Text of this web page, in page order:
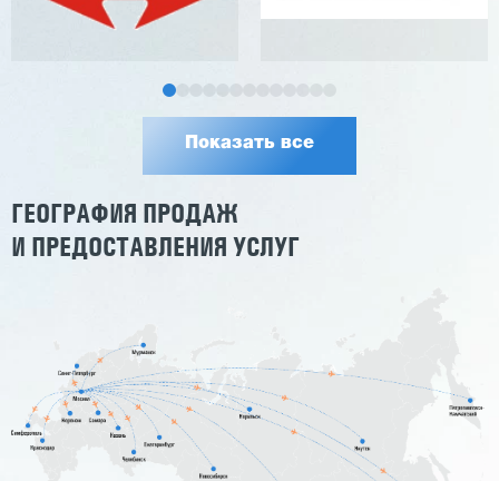
Показать все
ГЕОГРАФИЯ ПРОДАЖ
И ПРЕДОСТАВЛЕНИЯ УСЛУГ